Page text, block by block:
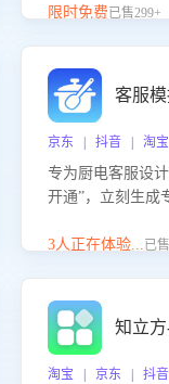
咨询等售后场景
限时免费已售299+
客服
京东 | 抖音 | 淘宝
专为厨电客服设
开通”，立刻生成
能咨询”等真实场
3人正在体验...已
知立
淘宝 | 京东 | 抖